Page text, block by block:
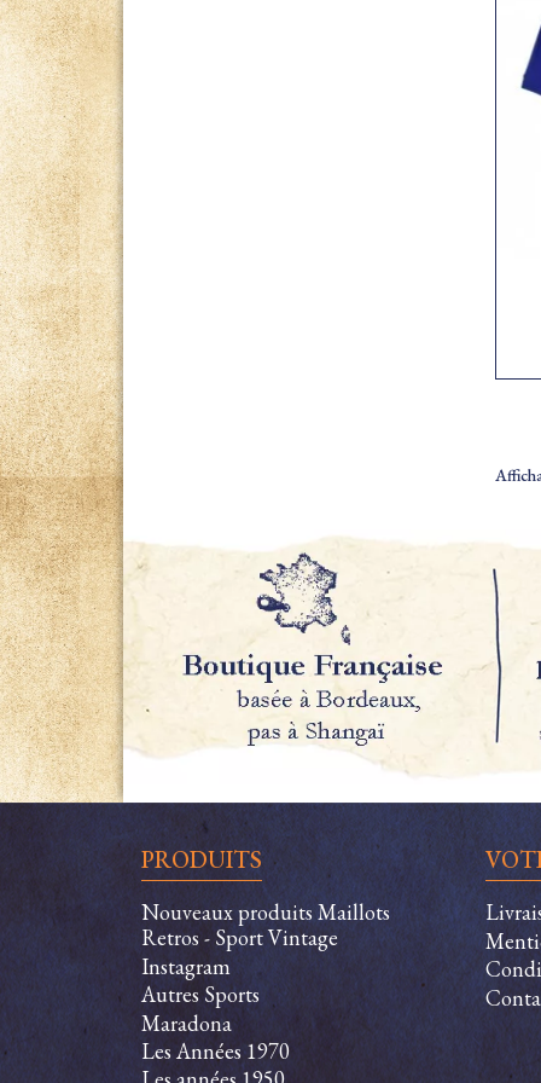
PRODUITS
Nouveaux produits Maillots
Retros - Sport Vintage
Instagram
Autres Sports
Maradona
Les Années 1970